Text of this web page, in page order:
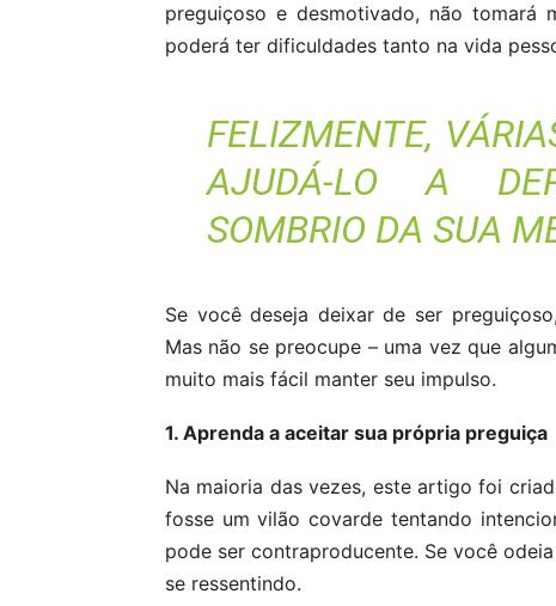
preguiçoso e desmotivado, não tomará
poderá ter dificuldades tanto na vida
FELIZMENTE,
AJUDÁ-LO A
SOMBRIO DA SUA
Se você deseja deixar de ser
Mas não se preocupe – uma vez que
muito mais fácil manter seu impulso.
1. Aprenda a aceitar sua própria preguiça
Na maioria das vezes, este artigo foi
fosse um vilão covarde tentando
pode ser contraproducente. Se você
se ressentindo.